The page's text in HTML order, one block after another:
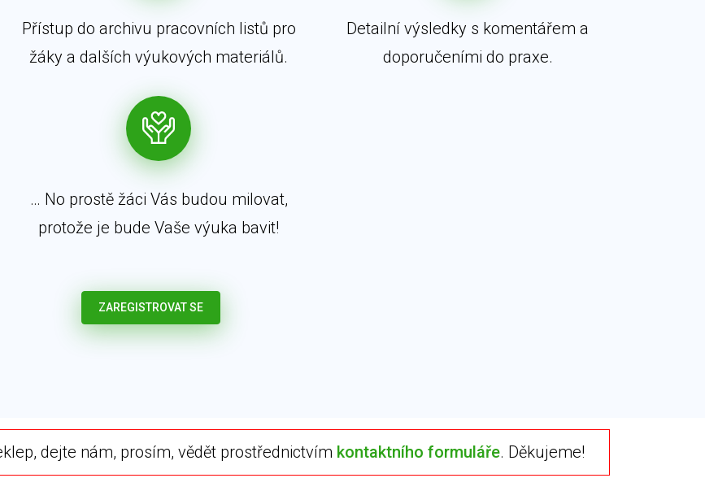
Přístup do archivu pracovních listů pro
žáky a dalších výukových materiálů.
Detailní výsledky s komentářem a
doporučeními do praxe.
… No prostě žáci Vás budou milovat,
protože je bude Vaše výuka bavit!
ZAREGISTROVAT SE
dejte nám, prosím, vědět prostřednictvím kontaktního formuláře. Děkujeme!